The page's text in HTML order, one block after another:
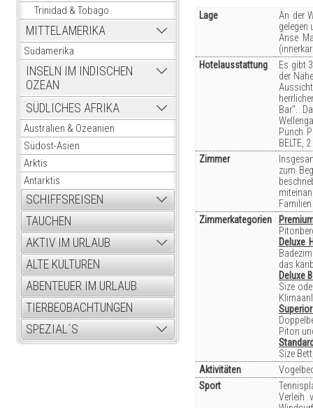
Trinidad & Tobago
MITTELAMERIKA
Südamerika
INSELN IM INDISCHEN
OZEAN
SÜDLICHES AFRIKA
Australien & Ozeanien
Südost-Asien
Arktis
Antarktis
SCHIFFSREISEN
TAUCHEN
AKTIV IM URLAUB
ALTE KULTUREN
ABENTEUER IM URLAUB
TIERBEOBACHTUNGEN
SPEZIAL´S
Lage
An der
gelegen
Anse
Hotelausstattung
Es gibt
der
Bar".
Punch
BELTE,
Zimmer
zum
Zimmerkategorien
Deluxe
das
Deluxe
Size
Piton
Size
Aktivitäten
Sport
Verleih